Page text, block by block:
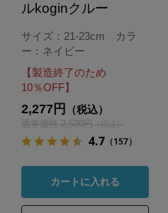
ルkoginクルー
サイズ：21-23cm カラ
ー：ネイビー
【製造終了のため
10％OFF】
2,277円 （税込）
通常価格 2,530円 （税込）
4.7（157）
カートに入れる